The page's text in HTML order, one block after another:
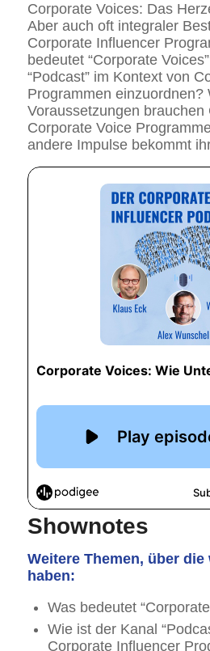
Corporate Voices: Das
Aber auch oft integraler
Corporate Influencer
bedeutet “Corporate
“Podcast” im Kontext von
Programmen einzuordnen?
Voraussetzungen brauchen
Corporate Voice
andere Impulse bekommt
Shownotes
Weitere Themen, über
haben:
Was bedeutet
Wie ist der Kanal
Corporate Influencer